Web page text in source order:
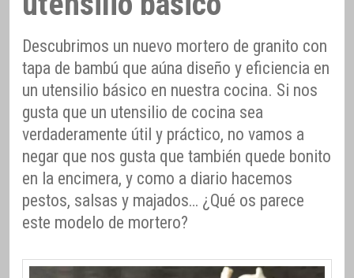
Descubrimos un nuevo mortero de granito con
tapa de bambú que aúna diseño y eficiencia en
un utensilio básico en nuestra cocina. Si nos
gusta que un utensilio de cocina sea
verdaderamente útil y práctico, no vamos a
negar que nos gusta que también quede bonito
en la encimera, y como a diario hacemos
pestos, salsas y majados… ¿Qué os parece
este modelo de mortero?